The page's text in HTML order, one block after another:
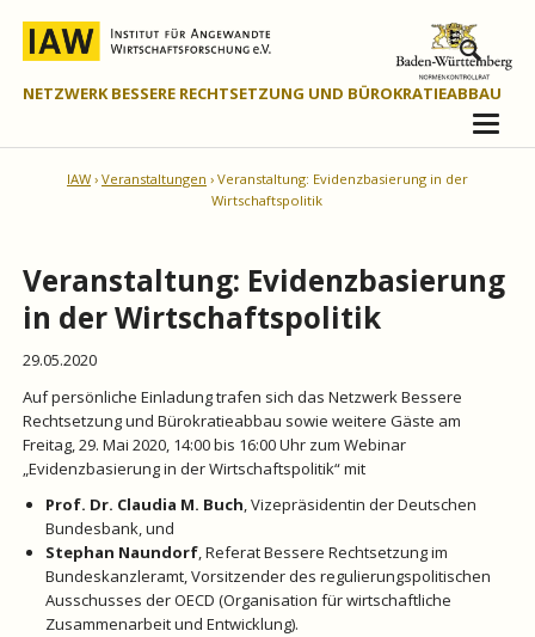
NETZWERK BESSERE RECHTSETZUNG UND BÜROKRATIEABBAU
IAW Veranstaltungen
Veranstaltung: Evidenzbasierung in der
Wirtschaftspolitik
Veranstaltung: Evidenzbasierung
in der Wirtschaftspolitik
29.05.2020
Auf persönliche Einladung trafen sich das Netzwerk Bessere
Rechtsetzung und Bürokratieabbau sowie weitere Gäste am
Freitag, 29. Mai 2020, 14:00 bis 16:00 Uhr zum Webinar
„Evidenzbasierung in der Wirtschaftspolitik“ mit
Prof. Dr. Claudia M. Buch, Vizepräsidentin der Deutschen
Bundesbank, und
Stephan Naundorf, Referat Bessere Rechtsetzung im
Bundeskanzleramt, Vorsitzender des regulierungspolitischen
Ausschusses der OECD (Organisation für wirtschaftliche
Zusammenarbeit und Entwicklung).